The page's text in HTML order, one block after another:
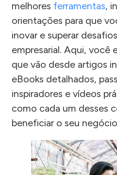
melhores ferramentas,
orientações para que
inovar e superar
empresarial. Aqui, você
que vão desde artigos
eBooks detalhados,
inspiradores e vídeos
como cada um desses
beneficiar o seu